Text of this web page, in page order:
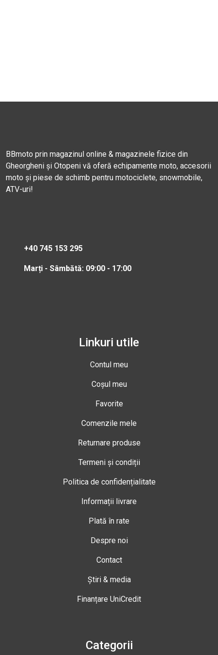
BBmoto prin magazinul online & magazinele fizice din
Gheorgheni și Otopeni vă oferă echipamente moto, accesorii
moto și piese de schimb pentru motociclete, snowmobile,
ATV-uri!
+40 745 153 295
Marți - Sâmbătă: 09:00 - 17:00
Linkuri utile
Contul meu
Coșul meu
Favorite
Comenzile mele
Returnare produse
Termeni și condiții
Politica de confidențialitate
Informații livrare
Plată în rate
Despre noi
Contact
Știri & media
Finanțare UniCredit
Categorii